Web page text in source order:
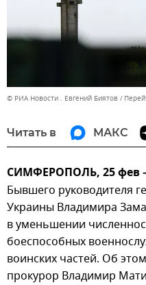
© РИА Новости . Евгений Биятов
Читать в МАКС
СИМФЕРОПОЛЬ, 25 фев
Бывшего руководителя
Украины Владимира
в уменьшении
боеспособных
воинских частей. Об
прокурор Владимир